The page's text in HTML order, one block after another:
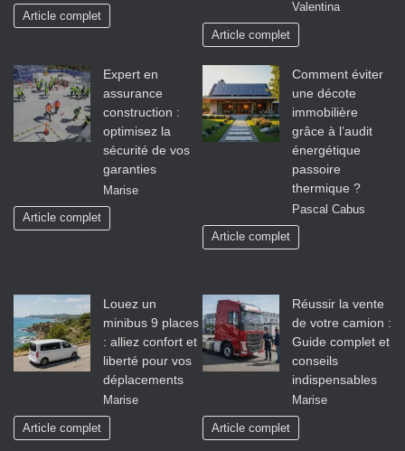
Article complet
Valentina
Article complet
Expert en
assurance
construction :
optimisez la
sécurité de vos
garanties
Marise
Article complet
Comment éviter
une décote
immobilière
grâce à l’audit
énergétique
passoire
thermique ?
Pascal Cabus
Article complet
Louez un
minibus 9 places
: alliez confort et
liberté pour vos
déplacements
Marise
Article complet
Réussir la vente
de votre camion :
Guide complet et
conseils
indispensables
Marise
Article complet